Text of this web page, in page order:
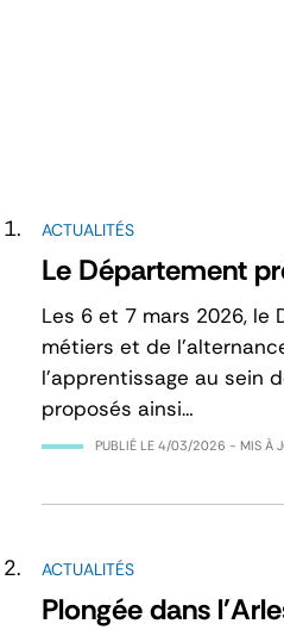
ACTUALITÉS
Le Département
Les 6 et 7 mars 2026, le
métiers et de
l’apprentissage au sein
proposés ainsi…
PUBLIÉ LE 4/03/2026 - MIS À
ACTUALITÉS
Plongée dans